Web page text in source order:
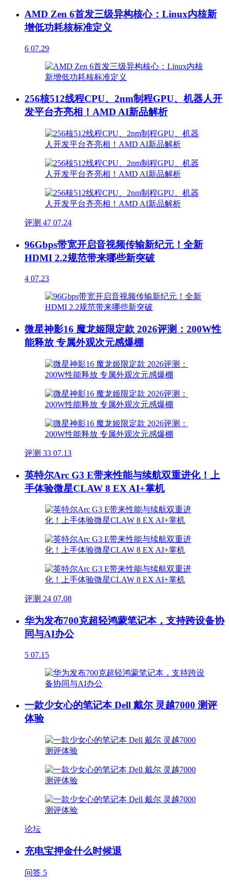
AMD Zen 6首发三级异构核心：Linux内核新
增低功耗核标准定义
6 07.29
256核512线程CPU、2nm制程GPU、机器人开
发平台齐亮相！AMD AI新品解析
评测 47 07.24
96Gbps带宽开启音视频传输新纪元！全新
HDMI 2.2规范带来哪些新突破
4 07.23
微星神影16 魔龙姬限定款 2026评测：200W性
能释放 专属外观次元感爆棚
评测 33 07.13
英特尔Arc G3 E带来性能与续航双重进化！上
手体验微星CLAW 8 EX AI+掌机
评测 24 07.08
华为发布700克超轻鸿蒙笔记本，支持跨设备协
同与AI办公
5 07.15
一款少女心的笔记本 Dell 戴尔 灵越7000 测评
体验
论坛
充电宝押金什么时候退
问答 5